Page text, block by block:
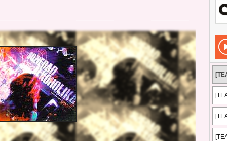
2 de mayo de 2026 en Fuengirola
FOTOS
Su ‘aullido’ retumbó ferozmente en Fuengirola.
REPORTAJES
La historia de Nintendo Vol. 2 PUBLICACIONES